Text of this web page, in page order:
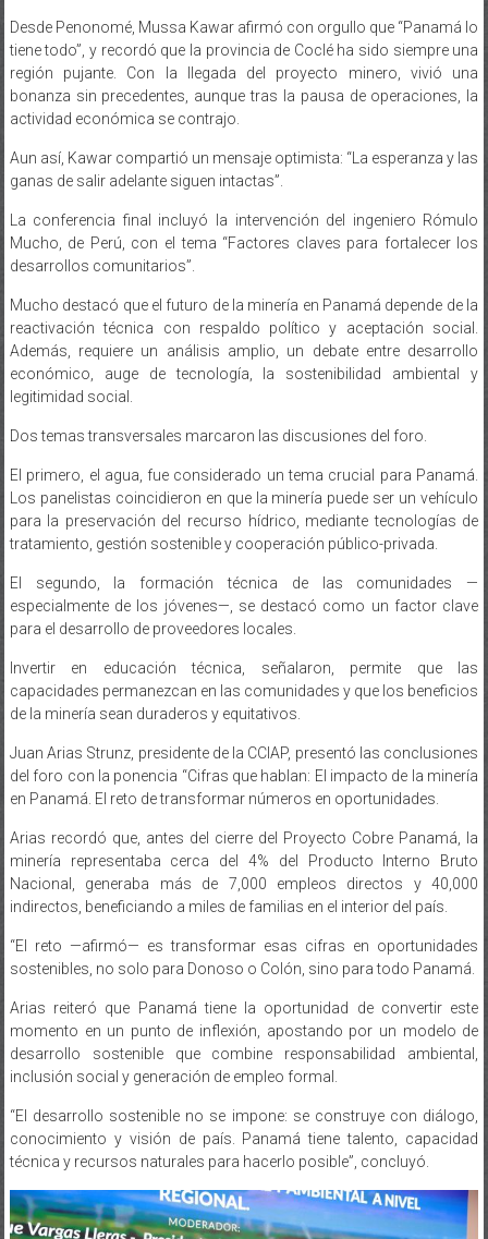
tiene todo”, y recordó que la provincia de Coclé ha sido siempre una
región pujante. Con la llegada del proyecto minero, vivió una
bonanza sin precedentes, aunque tras la pausa de operaciones, la
actividad económica se contrajo.
ganas de salir adelante siguen intactas”.
Mucho, de Perú, con el tema “Factores claves para fortalecer los
desarrollos comunitarios”.
reactivación técnica con respaldo político y aceptación social.
Además, requiere un análisis amplio, un debate entre desarrollo
económico, auge de tecnología, la sostenibilidad ambiental y
legitimidad social.
Los panelistas coincidieron en que la minería puede ser un vehículo
para la preservación del recurso hídrico, mediante tecnologías de
tratamiento, gestión sostenible y cooperación público-privada.
especialmente de los jóvenes—, se destacó como un factor clave
para el desarrollo de proveedores locales.
capacidades permanezcan en las comunidades y que los beneficios
de la minería sean duraderos y equitativos.
del foro con la ponencia “Cifras que hablan: El impacto de la minería
en Panamá. El reto de transformar números en oportunidades.
minería representaba cerca del 4% del Producto Interno Bruto
Nacional, generaba más de 7,000 empleos directos y 40,000
indirectos, beneficiando a miles de familias en el interior del país.
sostenibles, no solo para Donoso o Colón, sino para todo Panamá.
momento en un punto de inflexión, apostando por un modelo de
desarrollo sostenible que combine responsabilidad ambiental,
inclusión social y generación de empleo formal.
conocimiento y visión de país. Panamá tiene talento, capacidad
técnica y recursos naturales para hacerlo posible”, concluyó.